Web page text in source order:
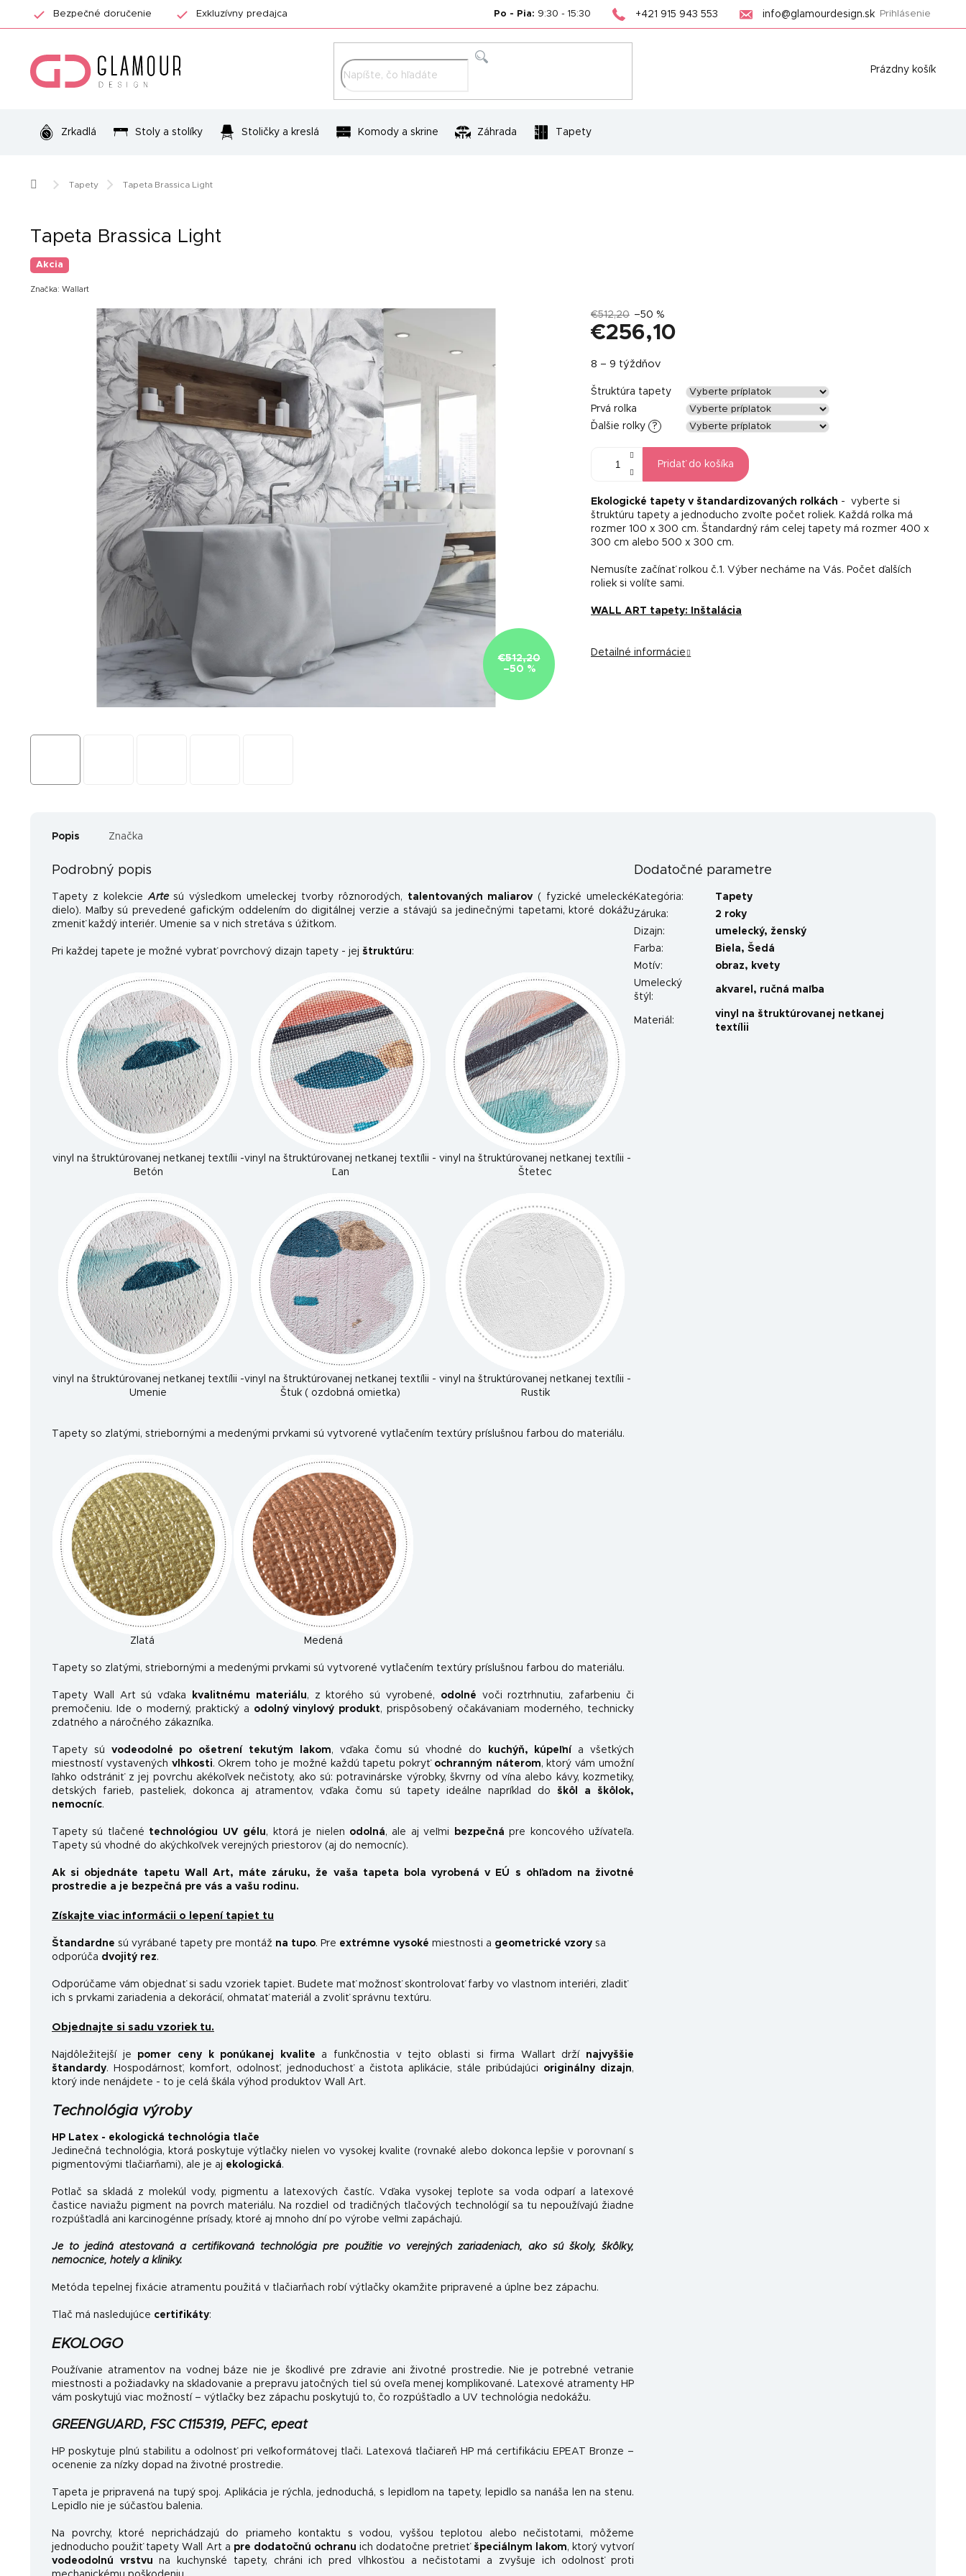
Bezpečné doručenie Exkluzívny predajca Po - Pia: 9:30 - 15:30 +421 915 943 553 info@glamourdesign.sk Prihlásenie
Nákupný
Prázdny košík
Zrkadlá Stoly a stolíky Stoličky a kreslá Komody a skrine Záhrada Tapety
DomovTapety Tapeta Brassica Light
Tapeta Brassica Light
Akcia
Značka: Wallart
€512,20
–50 %
€512,20 –50 %
€256,10
cena:
8 – 9 týždňov
Štruktúra tapety
Prvá rolka
Ďalšie rolky
?
Pridať do košíka
Ekologické tapety v štandardizovaných rolkách - vyberte si
štruktúru tapety a jednoducho zvoľte počet roliek. Každá rolka má
rozmer 100 x 300 cm. Štandardný rám celej tapety má rozmer 400 x
300 cm alebo 500 x 300 cm.
Nemusíte začínať rolkou č.1. Výber necháme na Vás. Počet ďalších
roliek si volíte sami.
WALL ART tapety: Inštalácia
Detailné informácie
Popis Značka
Podrobný popis
Tapety z kolekcieArtesú výsledkom umeleckej tvorby rôznorodých, talentovaných maliarov( fyzické umelecké
dielo). Maľby sú prevedené gafickým oddelením do digitálnej verzie a stávajú sa jedinečnými tapetami, ktoré dokážu
zmeniť každý interiér. Umenie sa v nich stretáva s úžitkom.
Pri každej tapete je možné vybrať povrchový dizajn tapety - jej štruktúru:
vinyl na štruktúrovanej netkanej textílii -
Betón
vinyl na štruktúrovanej netkanej textílii -
Ľan
vinyl na štruktúrovanej netkanej textílii -
Štetec
vinyl na štruktúrovanej netkanej textílii -
Umenie
vinyl na štruktúrovanej netkanej textílii -
Štuk ( ozdobná omietka)
vinyl na štruktúrovanej netkanej textílii -
Rustik
Tapety so zlatými, striebornými a medenými prvkami sú vytvorené vytlačením textúry príslušnou farbou do materiálu.
Zlatá Medená
Tapety so zlatými, striebornými a medenými prvkami sú vytvorené vytlačením textúry príslušnou farbou do materiálu.
Tapety Wall Art sú vďaka kvalitnému materiálu, z ktorého sú vyrobené, odolné voči roztrhnutiu, zafarbeniu či
premočeniu. Ide o moderný, praktický a odolný vinylový produkt, prispôsobený očakávaniam moderného, ​​technicky
zdatného a náročného zákazníka.
Tapety sú vodeodolné po ošetrení tekutým lakom, vďaka čomu sú vhodné do kuchýň, kúpeľní
a všetkých
miestností vystavených vlhkosti. Okrem toho je možné každú tapetu pokryť ochranným náterom, ktorý vám umožní
ľahko odstrániť z jej povrchu akékoľvek nečistoty, ako sú: potravinárske výrobky, škvrny od vína alebo kávy, kozmetiky,
detských farieb, pasteliek, dokonca aj atramentov, vďaka čomu sú tapety ideálne napríklad do škôl a škôlok,
nemocníc.
Tapety sú tlačené technológiou UV gélu, ktorá je nielen odolná, ale aj veľmi bezpečná pre koncového užívateľa.
Tapety sú vhodné do akýchkoľvek verejných priestorov (aj do nemocníc).
Ak si objednáte tapetu Wall Art, máte záruku, že vaša tapeta bola vyrobená v EÚ s ohľadom na životné
prostredie a je bezpečná pre vás a vašu rodinu.
Získajte viac informácii o lepení tapiet tu
Štandardne sú vyrábané tapety pre montáž na tupo. Pre extrémne vysoké miestnosti a geometrické vzory sa
odporúča dvojitý rez.
Odporúčame vám objednať si sadu vzoriek tapiet. Budete mať možnosť skontrolovať farby vo vlastnom interiéri, zladiť
ich s prvkami zariadenia a dekorácií, ohmatať materiál a zvoliť správnu textúru.
Objednajte si sadu vzoriek tu.
Najdôležitejší je pomer ceny k ponúkanej kvalite a funkčnostia v tejto oblasti si firma Wallart drží najvyššie
štandardy. Hospodárnosť, komfort, odolnosť, jednoduchosť a čistota aplikácie, stále pribúdajúci originálny dizajn,
ktorý inde nenájdete - to je celá škála výhod produktov Wall Art.
Technológia výroby
HP Latex - ekologická technológia tlače
Jedinečná technológia, ktorá poskytuje výtlačky nielen vo vysokej kvalite (rovnaké alebo dokonca lepšie v porovnaní s
pigmentovými tlačiarňami), ale je aj ekologická.
Potlač sa skladá z molekúl vody, pigmentu a latexových častíc. Vďaka vysokej teplote sa voda odparí a latexové
častice naviažu pigment na povrch materiálu. Na rozdiel od tradičných tlačových technológií sa tu nepoužívajú žiadne
rozpúšťadlá ani karcinogénne prísady, ktoré aj mnoho dní po výrobe veľmi zapáchajú.
Je to jediná atestovaná a certifikovaná technológia pre použitie vo verejných zariadeniach, ako sú školy, škôlky,
nemocnice, hotely a kliniky.
Metóda tepelnej fixácie atramentu použitá v tlačiarňach robí výtlačky okamžite pripravené a úplne bez zápachu.
Tlač má nasledujúce certifikáty:
EKOLOGO
Používanie atramentov na vodnej báze nie je škodlivé pre zdravie ani životné prostredie. Nie je potrebné vetranie
miestnosti a požiadavky na skladovanie a prepravu jatočných tiel sú oveľa menej komplikované. Latexové atramenty HP
vám poskytujú viac možností – výtlačky bez zápachu poskytujú to, čo rozpúšťadlo a UV technológia nedokážu.
GREENGUARD, FSC C115319, PEFC, epeat
HP poskytuje plnú stabilitu a odolnosť pri veľkoformátovej tlači. Latexová tlačiareň HP má certifikáciu EPEAT Bronze –
ocenenie za nízky dopad na životné prostredie.
Tapeta je pripravená na tupý spoj. Aplikácia je rýchla, jednoduchá, s lepidlom na tapety, lepidlo sa nanáša len na stenu.
Lepidlo nie je súčasťou balenia.
Na povrchy, ktoré neprichádzajú do priameho kontaktu s vodou, vyššou teplotou alebo nečistotami, môžeme
jednoducho použiť tapety Wall Art a pre dodatočnú ochranu ich dodatočne pretrieť špeciálnym lakom, ktorý vytvorí
vodeodolnú vrstvu na kuchynské tapety, chráni ich pred vlhkosťou a nečistotami a zvyšuje ich odolnosť proti
Dodatočné parametre
Kategória:
Tapety
Záruka:
2 roky
Dizajn: umelecký, ženský
Farba: Biela,Šedá
Motív: obraz, kvety
Umelecký
štýl :
akvarel , ručná maľba
Materiál :
vinyl na štruktúrovanej netkanej
textílii